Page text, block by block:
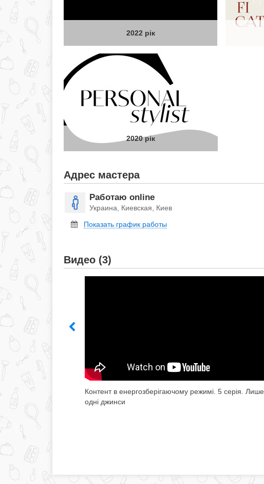
2022 рік
2020 рік
Адрес мастера
Работаю online
Украина, Киевская, Киев
Показать график работы
Видео (3)
Контент в енергозберігаючому режимі. 5 серія. Лише
одні джинси